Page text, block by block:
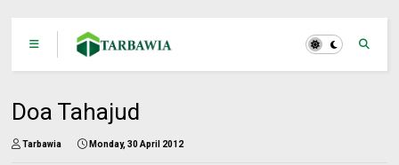
Doa Tahajud
Tarbawia Monday, 30 April 2012